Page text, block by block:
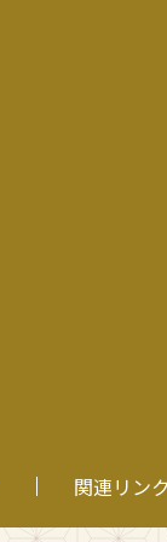
関連リンク